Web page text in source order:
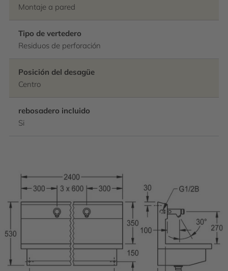
Montaje a pared
Tipo de vertedero
Residuos de perforación
Posición del desagüe
Centro
rebosadero incluido
Si